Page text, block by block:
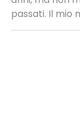
passati. Il mio